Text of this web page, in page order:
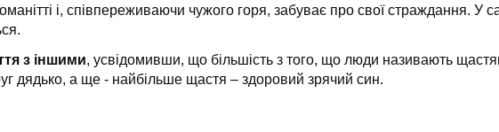
і, співпереживаючи чужого горя, забуває про свої страждання. У
з іншими, усвідомивши, що більшість з того, що люди називають
дядько, а ще - найбільше щастя – здоровий зрячий син.